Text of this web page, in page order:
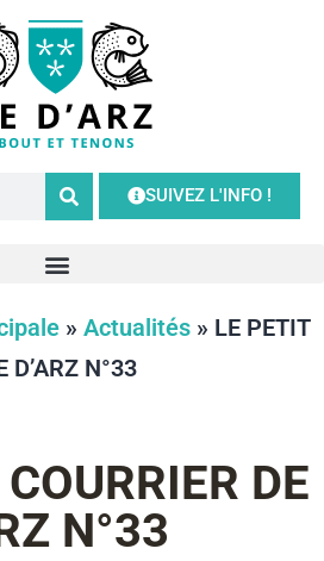
SUIVEZ L'INFO !
» Actualités » LE PETIT
D’ARZ N°33
DE
N°33